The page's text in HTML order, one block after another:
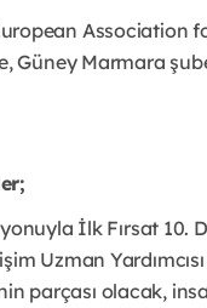
Association
Güney Marmara
İlk Fırsat 10.
Uzman
parçası olacak,